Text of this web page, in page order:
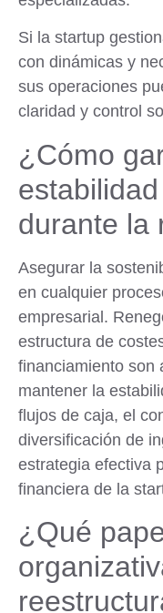
Si la startup
con dinámicas y
sus operaciones
claridad y control
¿Cómo
durante la
Asegurar la
en cualquier
empresarial.
estructura de
financiamiento son
mantener la
flujos de caja, el
diversificación de
estrategia efectiva
financiera de la
¿Qué